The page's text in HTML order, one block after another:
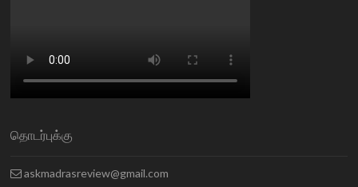
தொடர்புக்கு
askmadrasreview@gmail.com